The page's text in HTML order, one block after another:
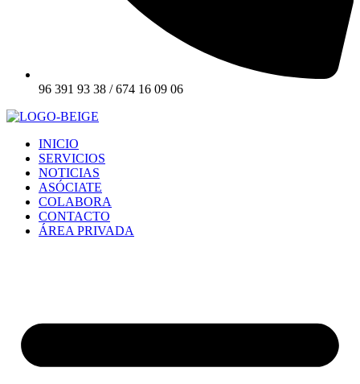
96 391 93 38 / 674 16 09 06
INICIO
SERVICIOS
NOTICIAS
ASÓCIATE
COLABORA
CONTACTO
ÁREA PRIVADA